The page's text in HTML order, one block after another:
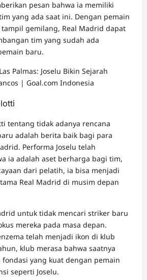
pesan bahwa ia memiliki
yang ada saat ini. Dengan pemain
tampil gemilang, Real Madrid dapat
tim yang sudah ada
baru.
tentang tidak adanya rencana
adalah berita baik bagi para
Performa Joselu telah
ia adalah aset berharga bagi tim,
dari pelatih, ia bisa menjadi
Real Madrid di musim depan
untuk tidak mencari striker baru
mereka pada masa depan.
telah menjadi ikon di klub
klub merasa bahwa saatnya
yang kuat dengan pemain
seperti Joselu.